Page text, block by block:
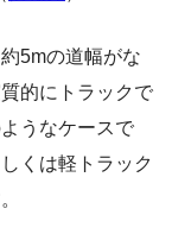
5mの道幅がな
的にトラックで
うなケースで
くは軽トラック